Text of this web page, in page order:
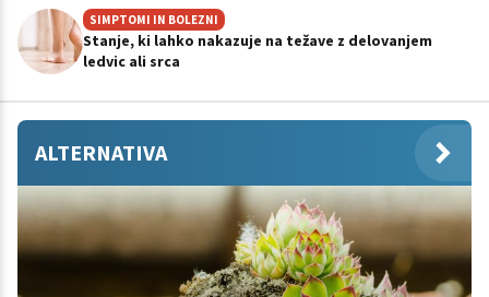
SIMPTOMI IN BOLEZNI
Stanje, ki lahko nakazuje na težave z delovanjem
ledvic ali srca
ALTERNATIVA